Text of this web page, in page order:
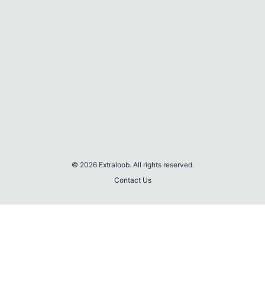
© 2026 Extraloob. All rights reserved.
Contact Us